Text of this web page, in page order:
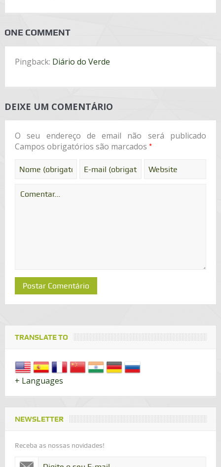
ONE COMMENT
Pingback: Diário do Verde
DEIXE UM COMENTÁRIO
O seu endereço de email não será publicado
Campos obrigatórios são marcados *
TRANSLATE TO
+ Languages
NEWSLETTER
Receba as nossas novidades!